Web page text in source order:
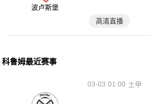
波卢斯堡
高清直播
科鲁姆最近赛事
01:00
03-03 土甲